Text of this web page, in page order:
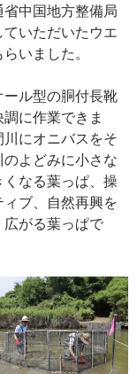
中国地方整備局
いただいたウエ
いました。
ル型の胴付長靴
に作業できま
にオニバスをそ
よどみに小さな
なる葉っぱ、操
ブ、自然再興を
がる葉っぱで